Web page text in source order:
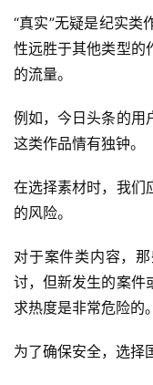
“真实”无疑是纪实类
性远胜于其他类型的
的流量。
例如，今日头条的用
这类作品情有独钟。
在选择素材时，我们
的风险。
对于案件类内容，
讨，但新发生的案件
求热度是非常危险的。
为了确保安全，选择